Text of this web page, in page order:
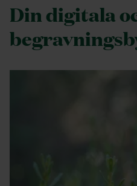
Din digitala